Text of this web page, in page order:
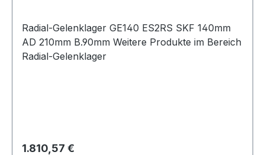
Radial-Gelenklager GE140 ES2RS SKF 140mm
AD 210mm B.90mm Weitere Produkte im Bereich
Radial-Gelenklager
Regulärer Preis:
1.810,57 €